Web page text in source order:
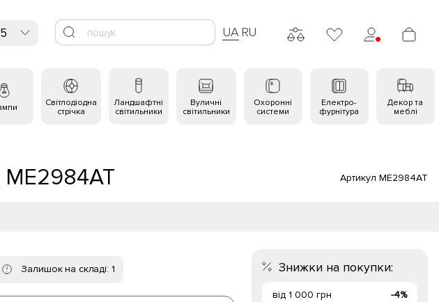
UA RU
Світлодіодна
стрічка
Ландшафтні
світильники
Вуличні
світильники
Охоронні
системи
Електро-
фурнітура
Декор та
меблі
ME2984AT Артикул ME2984AT
Залишок на складі: 1 Знижки на покупки:
від 1 000 грн -4%